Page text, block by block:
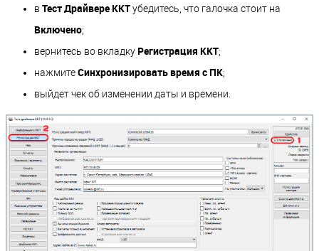
в Тест Драйвере ККТубедитесь, что галочка стоит на
Включено;
вернитесь во вкладку Регистрация ККТ;
нажмитеСинхронизировать время с ПК;
выйдет чек об изменении даты и времени.